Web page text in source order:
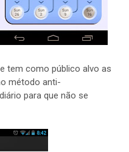
tem como público alvo as
método anti-
para que não se